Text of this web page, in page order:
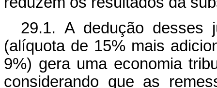
29.1. A dedução
(alíquota de 15% mais
9%) gera uma economia
considerando que as